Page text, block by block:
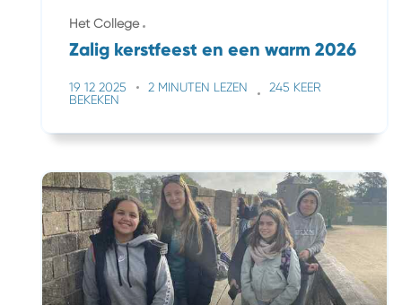
Het College
Zalig kerstfeest en een warm 2026
19 12 2025 2 MINUTEN LEZEN
245 KEER
BEKEKEN